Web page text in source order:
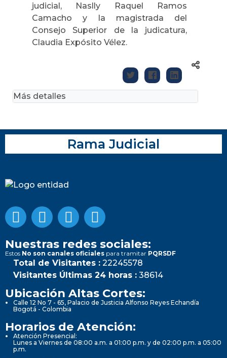
judicial, Naslly Raquel Ramos
Camacho y la magistrada del
Consejo Superior de la judicatura,
Claudia Expósito Vélez.
Más detalles
Rama Judicial
Nuestras redes sociales:
Estos No son canales oficiales para tramitar PQRSDF
Total de Visitantes : 22245578
Visitantes Últimas 24 horas : 38614
Ubicación Altas Cortes:
Calle 12 No 7 - 65, Palacio de Justicia Alfonso Reyes Echandía
Bogotá - Colombia
Horarios de Atención:
Atención Presencial:
Lunes a Viernes de 08:00 a.m. a 01:00 p.m. y de 02:00 p.m. a 05:00
p.m.